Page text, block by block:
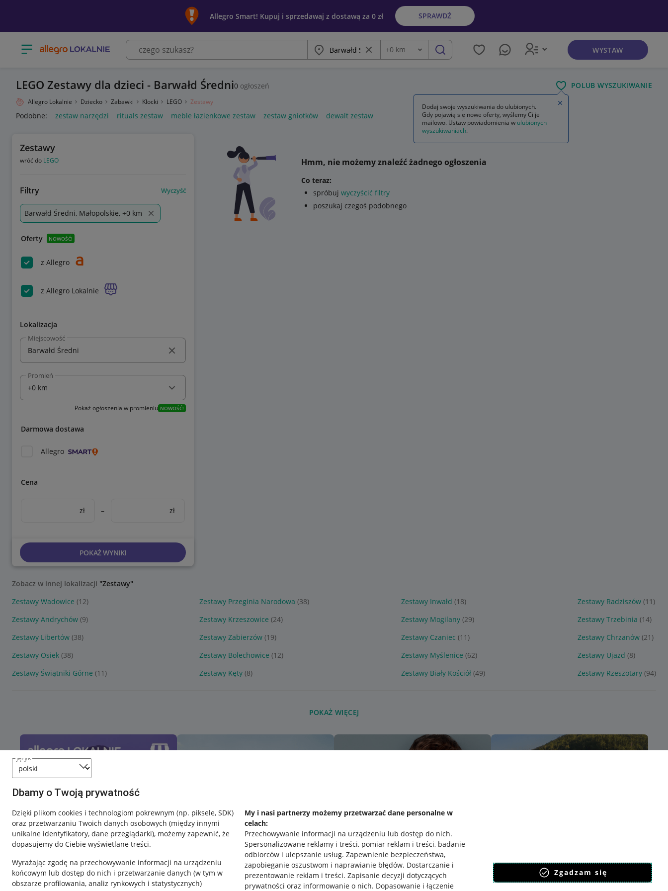
język
Dbamy o Twoją prywatność
Dzięki plikom cookies i technologiom pokrewnym (np. piksele, SDK)
oraz przetwarzaniu Twoich danych osobowych (między innymi
unikalne identyfikatory, dane przeglądarki), możemy zapewnić, że
dopasujemy do Ciebie wyświetlane treści.
Wyrażając zgodę na przechowywanie informacji na urządzeniu
końcowym lub dostęp do nich i przetwarzanie danych (w tym w
obszarze profilowania, analiz rynkowych i statystycznych)
My i nasi partnerzy możemy przetwarzać dane personalne w
celach:
Przechowywanie informacji na urządzeniu lub dostęp do nich.
Spersonalizowane reklamy i treści, pomiar reklam i treści, badanie
odbiorców i ulepszanie usług. Zapewnienie bezpieczeństwa,
zapobieganie oszustwom i naprawianie błędów. Dostarczanie i
prezentowanie reklam i treści. Zapisanie decyzji dotyczących
prywatności oraz informowanie o nich. Dopasowanie i łączenie
Zgadzam się
Allegro Smart! Kupuj i sprzedawaj z dostawą za 0 zł SPRAWDŹ
Otwórz menu z kategoriami Miasto Wyczyść frazę
Odległość
+0 km szukaj WYSTAW
LEGO Zestawy dla dzieci - Barwałd Średni0 ogłoszeń POLUB WYSZUKIWANIE
Allegro Lokalnie Dziecko Zabawki Klocki LEGO Zestawy
Podobne: zestaw narzędzi rituals zestaw meble łazienkowe zestaw zestaw gniotków dewalt zestaw
Zestawy
wróć do LEGO
Filtry Wyczyść
Barwałd Średni, Małopolskie, +0 km
Oferty NOWOŚĆ!
z Allegro
z Allegro Lokalnie
Lokalizacja
Miejscowość
Promień
Pokaż ogłoszenia w promieniu NOWOŚĆ!
Darmowa dostawa
Allegro
Cena
zł – zł
POKAŻ WYNIKI
Hmm, nie możemy znaleźć żadnego ogłoszenia
Co teraz:
spróbuj wyczyścić filtry
poszukaj czegoś podobnego
Zobacz w innej lokalizacji "Zestawy"
Zestawy Wadowice (12) Zestawy Przeginia Narodowa (38) Zestawy Inwałd (18) Zestawy Radziszów (11)
Zestawy Andrychów (9) Zestawy Krzeszowice (24) Zestawy Mogilany (29) Zestawy Trzebinia (14)
Zestawy Libertów (38) Zestawy Zabierzów (19) Zestawy Czaniec (11) Zestawy Chrzanów (21)
Zestawy Osiek (38) Zestawy Bolechowice (12) Zestawy Myślenice (62) Zestawy Ujazd (8)
Zestawy Świątniki Górne (11) Zestawy Kęty (8) Zestawy Biały Kościół (49) Zestawy Rzeszotary (94)
POKAŻ WIĘCEJ
Dodaj swoje wyszukiwania do ulubionych.
Gdy pojawią się nowe oferty, wyślemy Ci je
mailowo. Ustaw powiadomienia w ulubionych
wyszukiwaniach.
Zamknij wskazówkę